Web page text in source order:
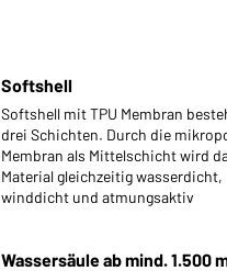
Softshell
Softshell mit TPU Membran
drei Schichten. Durch die
Membran als Mittelschicht wird
Material gleichzeitig wasserdicht,
winddicht und atmungsaktiv
Wassersäule ab mind. 1.500